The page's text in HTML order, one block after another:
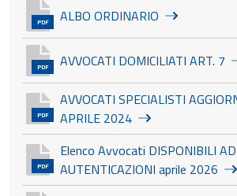
PDF ALBO ORDINARIO
PDF AVVOCATI DOMICILIATI ART. 7
PDF
AVVOCATI SPECIALISTI
APRILE 2024
PDF
Elenco Avvocati DISPONIBILI AD
AUTENTICAZIONI aprile 2026